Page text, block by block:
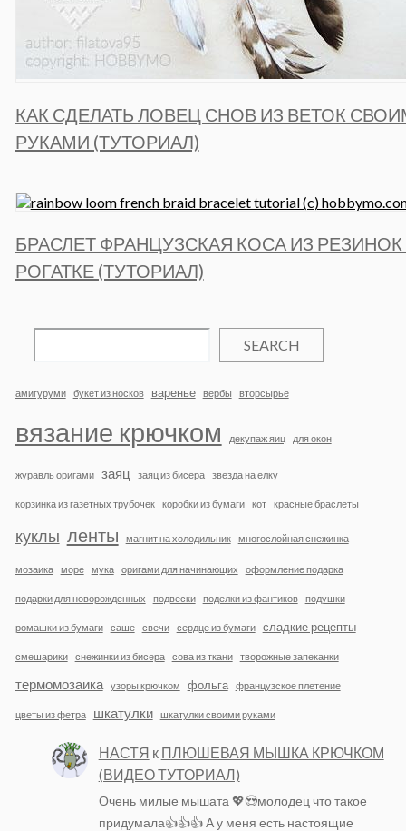
КАК СДЕЛАТЬ ЛОВЕЦ СНОВ ИЗ ВЕТОК
РУКАМИ (ТУТОРИАЛ)
БРАСЛЕТ ФРАНЦУЗСКАЯ КОСА ИЗ РЕЗИНОК
РОГАТКЕ (ТУТОРИАЛ)
SEARCH
амигуруми букет из носков варенье вербы вторсырье
вязание крючком декупаж яиц для окон
журавль оригами заяц заяц из бисера звезда на елку
корзинка из газетных трубочек коробки из бумаги кот красные браслеты
куклы ленты магнит на холодильник многослойная снежинка
мозаика море мука оригами для начинающих оформление подарка
подарки для новорожденных подвески поделки из фантиков подушки
ромашки из бумаги саше свечи сердце из бумаги сладкие рецепты
смешарики снежинки из бисера сова из ткани творожные запеканки
термомозаика узоры крючком фольга французское плетение
цветы из фетра шкатулки шкатулки своими руками
НАСТЯ к ПЛЮШЕВАЯ МЫШКА КРЮЧКОМ
(ВИДЕО ТУТОРИАЛ)
Очень милые мышата 💖😍молодец что такое
придумала👍👍👍 А у меня есть настоящие